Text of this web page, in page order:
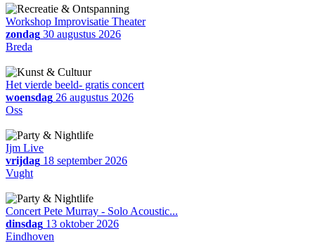
Workshop Improvisatie Theater
zondag 30 augustus 2026
Breda
Het vierde beeld- gratis concert
woensdag 26 augustus 2026
Oss
Ijm Live
vrijdag 18 september 2026
Vught
Concert Pete Murray - Solo Acoustic...
dinsdag 13 oktober 2026
Eindhoven